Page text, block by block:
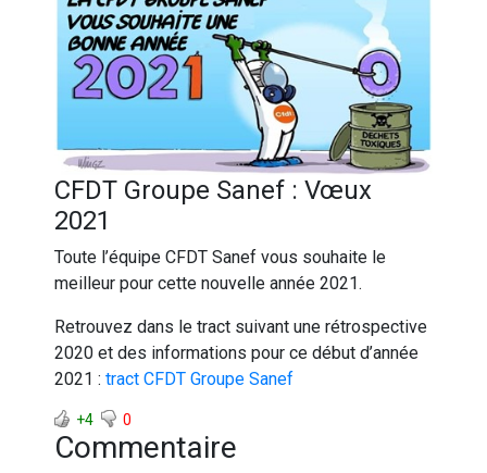
CFDT Groupe Sanef : Vœux
2021
Toute l’équipe CFDT Sanef vous souhaite le
meilleur pour cette nouvelle année 2021.
Retrouvez dans le tract suivant une rétrospective
2020 et des informations pour ce début d’année
2021 : tract CFDT Groupe Sanef
+4 0
Commentaire